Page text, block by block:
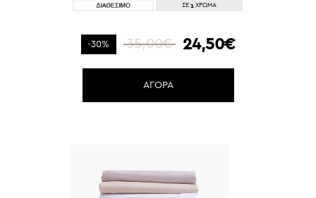
ΣΕ 1 ΧΡΩΜΑ
-30% 35,00€ 24,50€
ΑΓΟΡΑ